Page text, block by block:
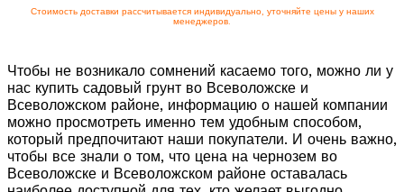
Стоимость доставки рассчитывается индивидуально, уточняйте цены у наших
менеджеров.
Чтобы не возникало сомнений касаемо того, можно ли у
нас купить садовый грунт во Всеволожске и
Всеволожском районе, информацию о нашей компании
можно просмотреть именно тем удобным способом,
который предпочитают наши покупатели. И очень важно,
чтобы все знали о том, что цена на чернозем во
Всеволожске и Всеволожском районе оставалась